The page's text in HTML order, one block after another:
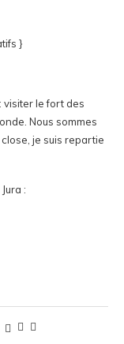
}
visiter le fort des
Nous sommes
je suis repartie
: